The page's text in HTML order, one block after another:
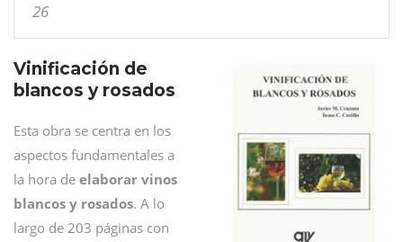
26
Vinificación de
blancos y rosados
Esta obra se centra en los
aspectos fundamentales a
la hora de elaborar vinos
blancos y rosados. A lo
largo de 203 páginas con